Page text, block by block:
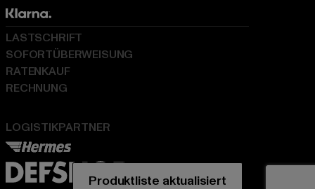
LOGISTIKPARTNER
LASTSCHRIFT
SOFORTÜBERWEISUNG
RATENKAUF
RECHNUNG
Produktliste aktualisiert